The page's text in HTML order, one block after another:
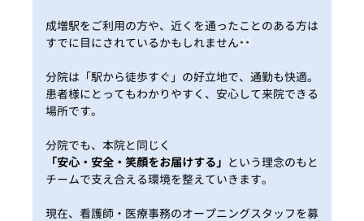
成増駅をご利用の方や、近くを通ったことのある方は
すでに目にされているかもしれません
分院は「駅から徒歩すぐ」の好立地で、通勤も快適。
患者様にとってもわかりやすく、安心して来院できる
場所です。
分院でも、本院と同じく
「安心・安全・笑顔をお届けする」 という理念のもと
チームで支え合える環境を整えていきます。
現在、看護師・医療事務のオープニングスタッフを募